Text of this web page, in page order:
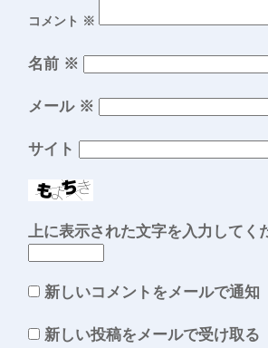
コメント ※
名前 ※
メール ※
サイト
上に表示された文字を入力してく
新しいコメントをメールで通知
新しい投稿をメールで受け取る